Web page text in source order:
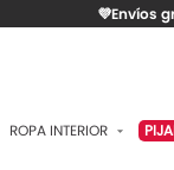
💜Envíos
ROPA INTERIOR